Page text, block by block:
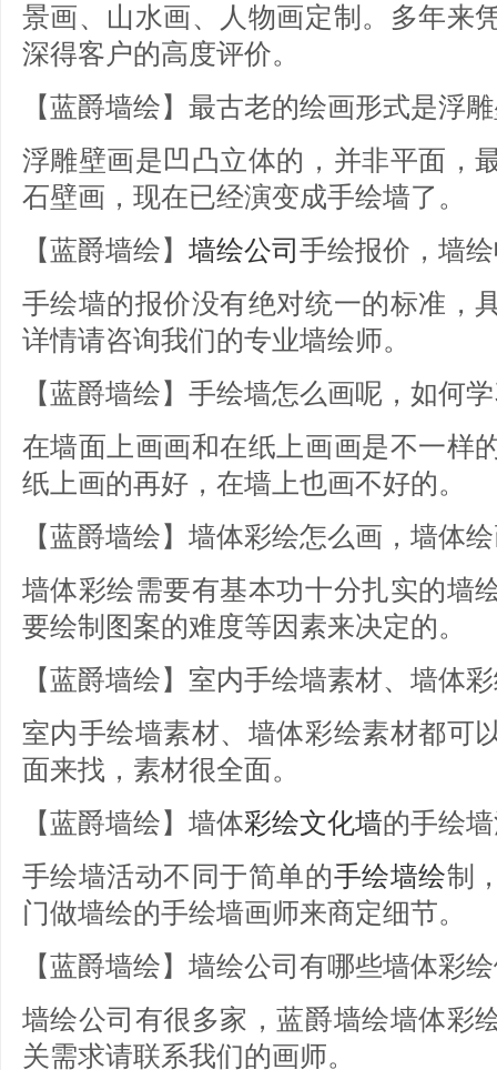
景画、山水画、人物画定制。多年来
深得客户的高度评价。
【蓝爵墙绘】最古老的绘画形式是浮
浮雕壁画是凹凸立体的，并非平面，
石壁画，现在已经演变成手绘墙了。
【蓝爵墙绘】 墙绘公司 手绘报价，墙
手绘墙的报价没有绝对统一的标准，
详情请咨询我们的专业墙绘师。
【蓝爵墙绘】手绘墙怎么画呢，如何
在墙面上画画和在纸上画画是不一样
纸上画的再好，在墙上也画不好的。
【蓝爵墙绘】墙体彩绘怎么画，墙体
墙体彩绘需要有基本功十分扎实的墙
要绘制图案的难度等因素来决定的。
【蓝爵墙绘】室内手绘墙素材、墙体
室内手绘墙素材、墙体彩绘素材都可
面来找，素材很全面。
【蓝爵墙绘】墙体彩绘文化墙的手绘
手绘墙活动不同于简单的手绘墙绘制
门做墙绘的手绘墙画师来商定细节。
【蓝爵墙绘】墙绘公司有哪些墙体彩
墙绘公司有很多家，蓝爵墙绘墙体彩
关需求请联系我们的画师。